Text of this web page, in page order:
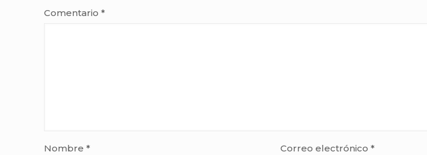
Comentario *
Nombre * Correo electrónico*